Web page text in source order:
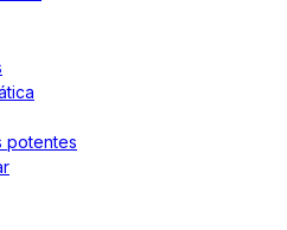
potentes